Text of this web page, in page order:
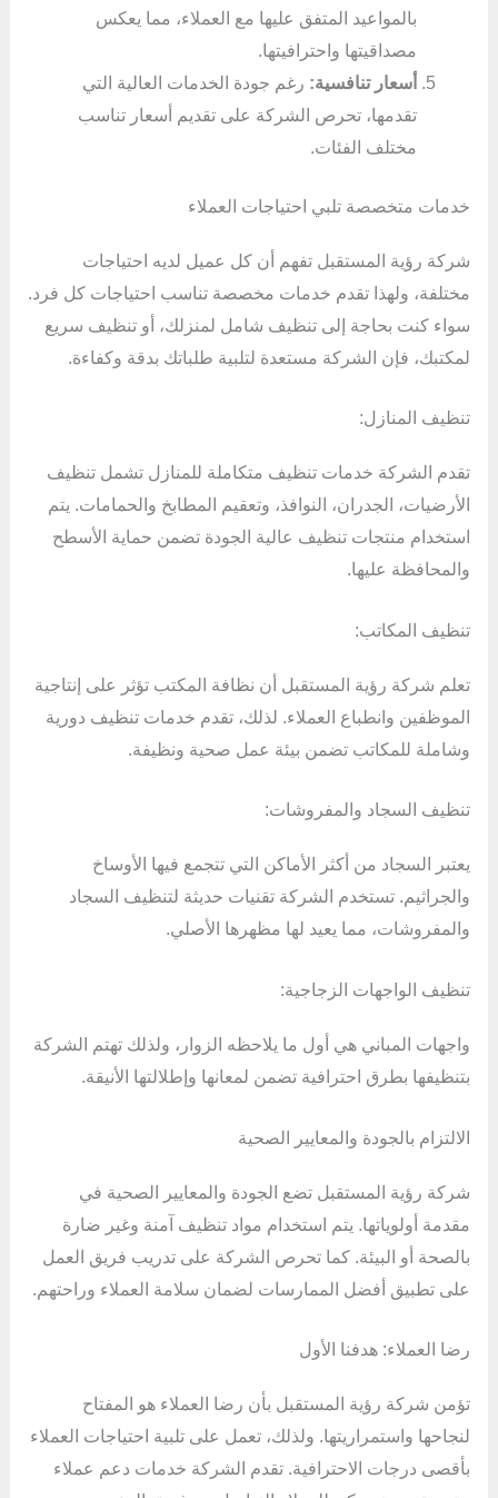
بالمواعيد المتفق عليها مع العملاء، مما يعكس
مصداقيتها واحترافيتها.
أسعار تنافسية: رغم جودة الخدمات العالية التي
تقدمها، تحرص الشركة على تقديم أسعار تناسب
مختلف الفئات.
خدمات متخصصة تلبي احتياجات العملاء
شركة رؤية المستقبل تفهم أن كل عميل لديه احتياجات
مختلفة، ولهذا تقدم خدمات مخصصة تناسب احتياجات كل فرد.
سواء كنت بحاجة إلى تنظيف شامل لمنزلك، أو تنظيف سريع
لمكتبك، فإن الشركة مستعدة لتلبية طلباتك بدقة وكفاءة.
تنظيف المنازل:
تقدم الشركة خدمات تنظيف متكاملة للمنازل تشمل تنظيف
الأرضيات، الجدران، النوافذ، وتعقيم المطابخ والحمامات. يتم
استخدام منتجات تنظيف عالية الجودة تضمن حماية الأسطح
والمحافظة عليها.
تنظيف المكاتب:
تعلم شركة رؤية المستقبل أن نظافة المكتب تؤثر على إنتاجية
الموظفين وانطباع العملاء. لذلك، تقدم خدمات تنظيف دورية
وشاملة للمكاتب تضمن بيئة عمل صحية ونظيفة.
تنظيف السجاد والمفروشات:
يعتبر السجاد من أكثر الأماكن التي تتجمع فيها الأوساخ
والجراثيم. تستخدم الشركة تقنيات حديثة لتنظيف السجاد
والمفروشات، مما يعيد لها مظهرها الأصلي.
تنظيف الواجهات الزجاجية:
واجهات المباني هي أول ما يلاحظه الزوار، ولذلك تهتم الشركة
بتنظيفها بطرق احترافية تضمن لمعانها وإطلالتها الأنيقة.
الالتزام بالجودة والمعايير الصحية
شركة رؤية المستقبل تضع الجودة والمعايير الصحية في
مقدمة أولوياتها. يتم استخدام مواد تنظيف آمنة وغير ضارة
بالصحة أو البيئة. كما تحرص الشركة على تدريب فريق العمل
على تطبيق أفضل الممارسات لضمان سلامة العملاء وراحتهم.
رضا العملاء: هدفنا الأول
تؤمن شركة رؤية المستقبل بأن رضا العملاء هو المفتاح
لنجاحها واستمراريتها. ولذلك، تعمل على تلبية احتياجات العملاء
بأقصى درجات الاحترافية. تقدم الشركة خدمات دعم عملاء